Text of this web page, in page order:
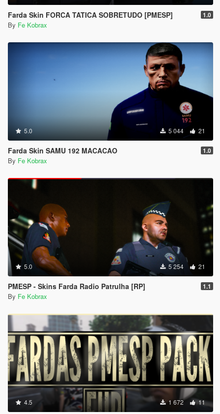
Farda Skin FORCA TATICA SOBRETUDO [PMESP] 1.0
By Fe Kobrax
5.0 5 044 21
Farda Skin SAMU 192 MACACAO 1.0
By Fe Kobrax
5.0 5 254 21
PMESP - Skins Farda Radio Patrulha [RP] 1.1
By Fe Kobrax
4.5 1 672 11